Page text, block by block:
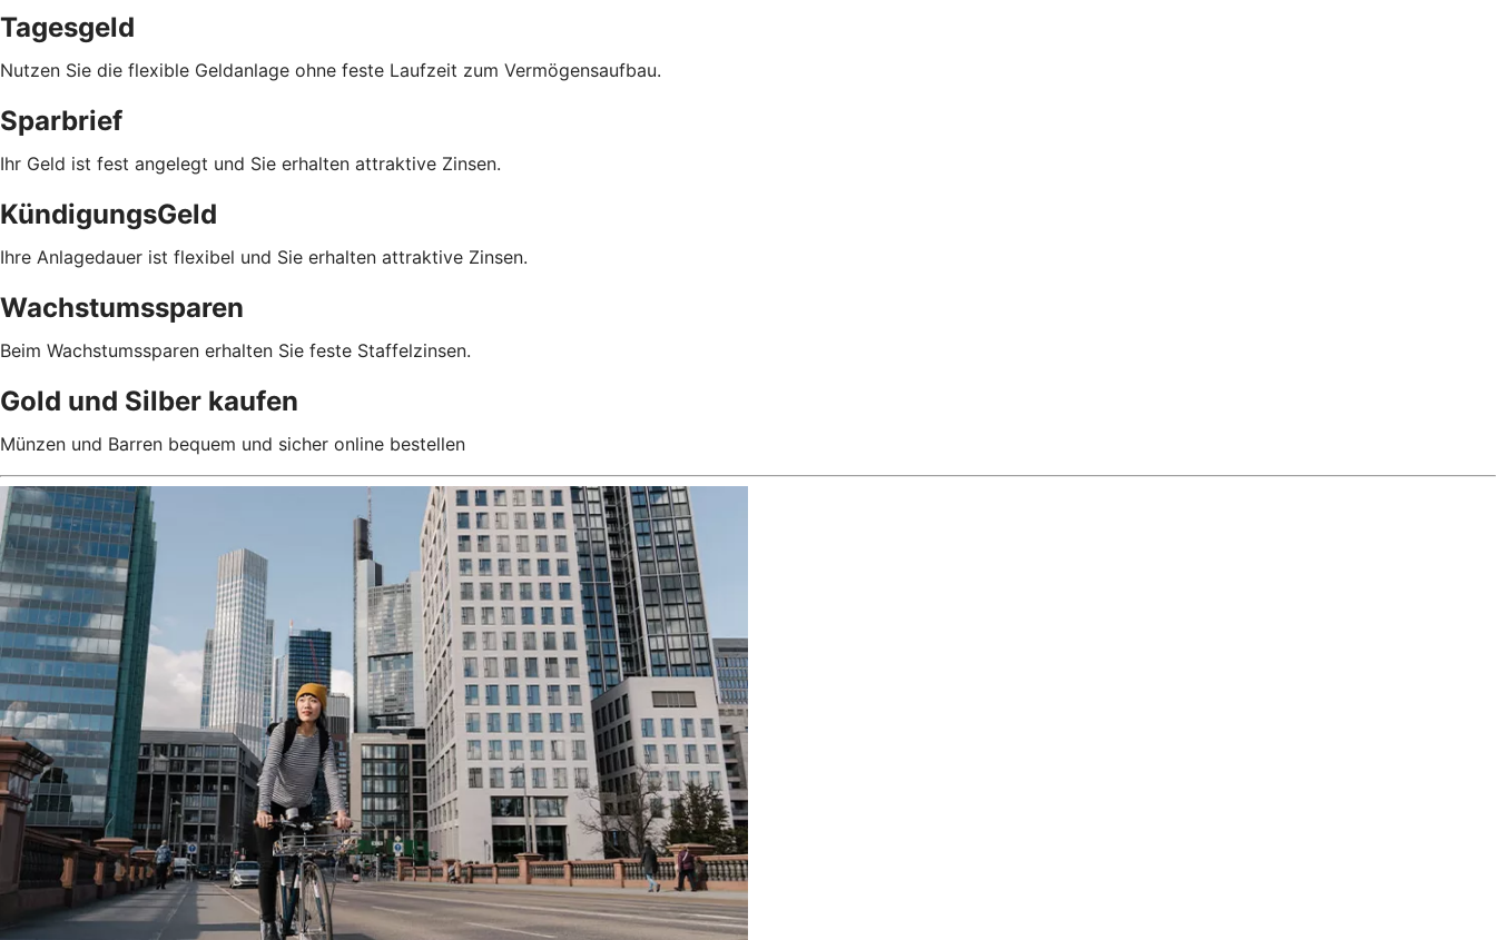
Tagesgeld
Nutzen Sie die flexible Geldanlage ohne feste Laufzeit zum Vermögensaufbau.
Sparbrief
Ihr Geld ist fest angelegt und Sie erhalten attraktive Zinsen.
KündigungsGeld
Ihre Anlagedauer ist flexibel und Sie erhalten attraktive Zinsen.
Wachstumssparen
Beim Wachstumssparen erhalten Sie feste Staffelzinsen.
Gold und Silber kaufen
Münzen und Barren bequem und sicher online bestellen